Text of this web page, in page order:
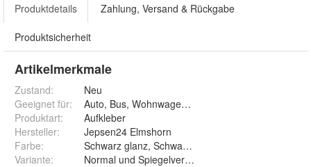
Produktdetails Zahlung, Versand & Rückgabe
Produktsicherheit
Artikelmerkmale
Zustand:
Neu
Geeignet für:
Auto, Bus, Wohnwagen, Wand, Fenster
Produktart:
Aufkleber
Hersteller:
Jepsen24 Elmshorn
Farbe:
Schwarz glanz, Schwarz matt, Weiß glanz, Weiß
Variante: Normal und Spiegelverkehrt